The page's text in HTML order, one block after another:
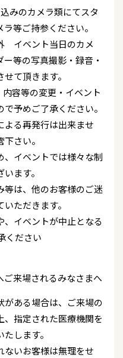
みのカメラ類にてスタ
等ご持参ください。
イベント当日のカメ
等の写真撮影・録音・
て頂きます。
容等の変更・イベント
予めご了承ください。
る再発行は出来ませ
さい。
イベントでは様々な制
ます。
は、他のお客様のご迷
ただきます。
イベントが中止となる
ください
ご来場されるみなさまへ
ある場合は、ご来場の
指定された医療機関を
します。
いお客様は無理をせ